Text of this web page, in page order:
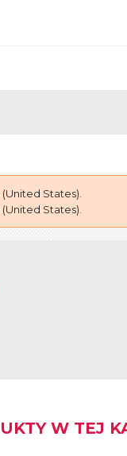
States).
States).
W TEJ